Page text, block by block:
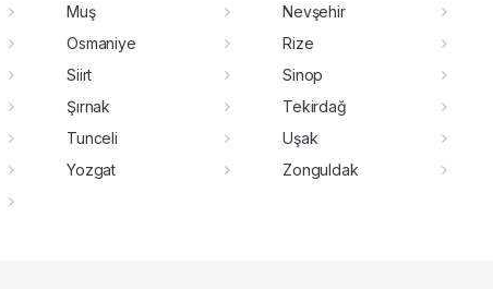
Muş Nevşehir
Osmaniye Rize
Siirt Sinop
Şırnak Tekirdağ
Tunceli Uşak
Yozgat Zonguldak